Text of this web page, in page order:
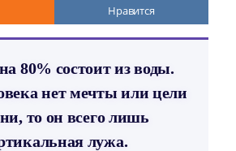
Нравится
80% состоит из воды.
нет мечты или цели
то он всего лишь
лужа.